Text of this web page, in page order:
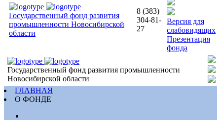
Государственный фонд развития
промышленности Новосибирской
области
8 (383)
304-81-
27
Версия для
слабовидящих
Презентация
фонда
Государственный фонд развития промышленности
Новосибирской области
ГЛАВНАЯ
О ФОНДЕ